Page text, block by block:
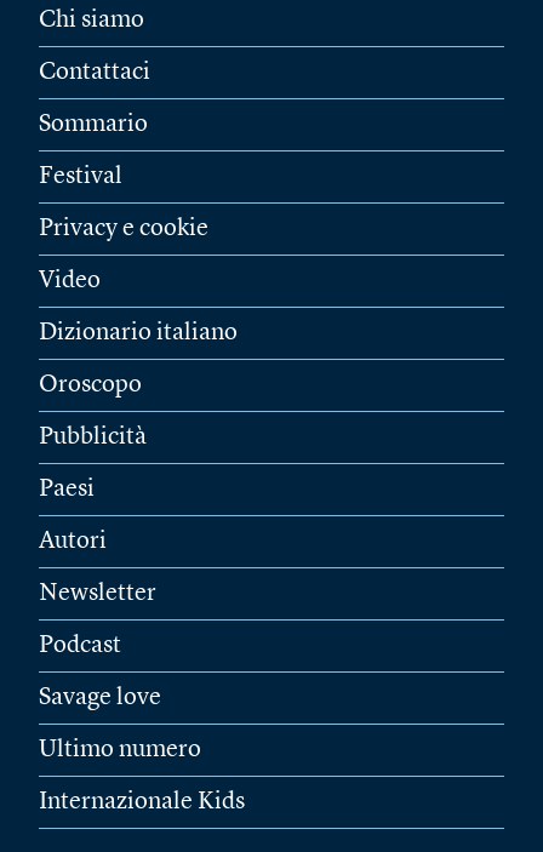
Chi siamo
Contattaci
Sommario
Festival
Privacy e cookie
Video
Dizionario italiano
Oroscopo
Pubblicità
Paesi
Autori
Newsletter
Podcast
Savage love
Ultimo numero
Internazionale Kids